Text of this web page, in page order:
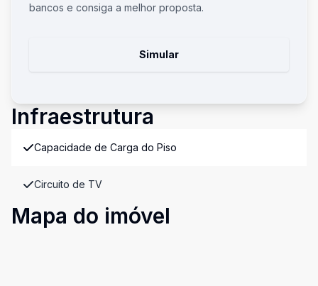
bancos e consiga a melhor proposta.
Simular
Infraestrutura
Capacidade de Carga do Piso
Circuito de TV
Mapa do imóvel